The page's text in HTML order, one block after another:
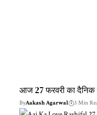
आज 27 फरवरी का दैनिक
ByAakash Agarwal 3 Min